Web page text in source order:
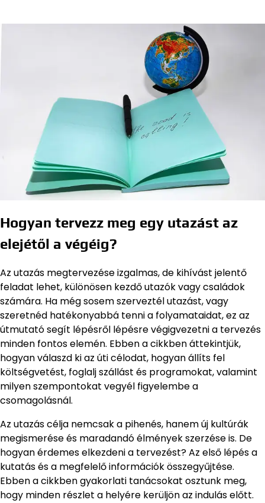
Hogyan tervezz meg egy utazást az
elejétől a végéig?
Az utazás megtervezése izgalmas, de kihívást jelentő
feladat lehet, különösen kezdő utazók vagy családok
számára. Ha még sosem szerveztél utazást, vagy
szeretnéd hatékonyabbá tenni a folyamataidat, ez az
útmutató segít lépésről lépésre végigvezetni a tervezés
minden fontos elemén. Ebben a cikkben áttekintjük,
hogyan válaszd ki az úti célodat, hogyan állíts fel
költségvetést, foglalj szállást és programokat, valamint
milyen szempontokat vegyél figyelembe a
csomagolásnál.
Az utazás célja nemcsak a pihenés, hanem új kultúrák
megismerése és maradandó élmények szerzése is. De
hogyan érdemes elkezdeni a tervezést? Az első lépés a
kutatás és a megfelelő információk összegyűjtése.
Ebben a cikkben gyakorlati tanácsokat osztunk meg,
hogy minden részlet a helyére kerüljön az indulás előtt.